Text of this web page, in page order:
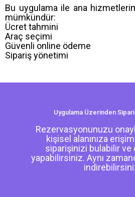
Bu uygulama ile ana
mümkündür:
Ücret tahmini
Araç seçimi
Güvenli online ödeme
Sipariş yönetimi
Uygulama Üzerinden
Rezervasyonunuzu
kişisel alanınıza
siparişinizi bulabilir ve
yapabilirsiniz. Aynı